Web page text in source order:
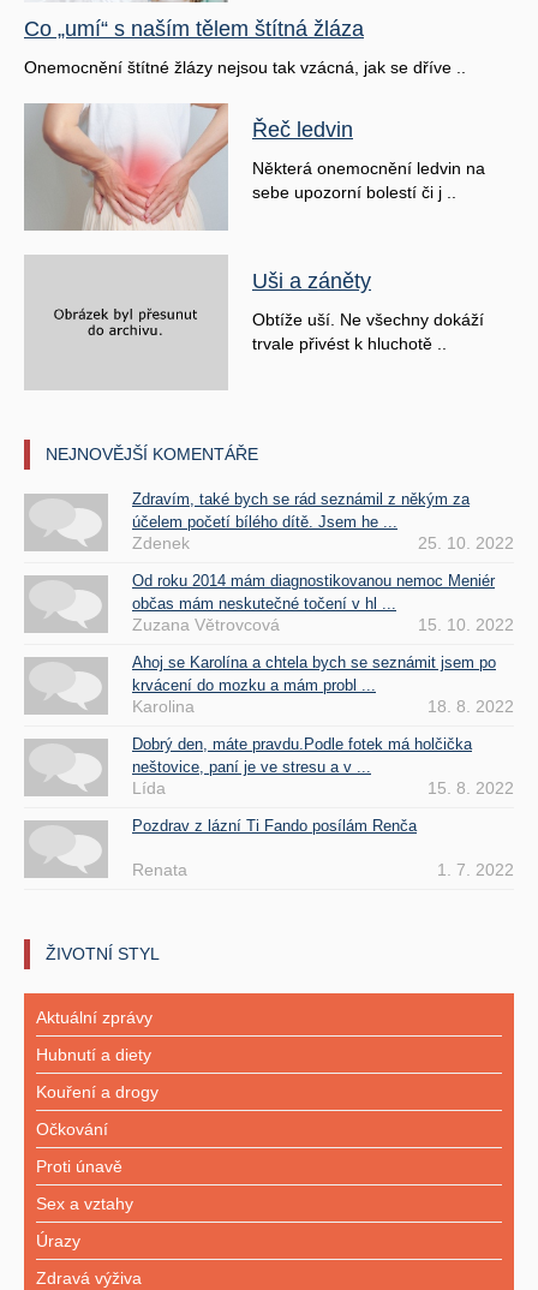
Co „umí“ s naším tělem štítná žláza
Onemocnění štítné žlázy nejsou tak vzácná, jak se dříve ..
Řeč ledvin
Některá onemocnění ledvin na
sebe upozorní bolestí či j ..
Uši a záněty
Obtíže uší. Ne všechny dokáží
trvale přivést k hluchotě ..
NEJNOVĚJŠÍ KOMENTÁŘE
Zdravím, také bych se rád seznámil z někým za
účelem početí bílého dítě. Jsem he ...
Zdenek 25. 10. 2022
Od roku 2014 mám diagnostikovanou nemoc Meniér
občas mám neskutečné točení v hl ...
Zuzana Větrovcová 15. 10. 2022
Ahoj se Karolína a chtela bych se seznámit jsem po
krvácení do mozku a mám probl ...
Karolina 18. 8. 2022
Dobrý den, máte pravdu.Podle fotek má holčička
neštovice, paní je ve stresu a v ...
Lída 15. 8. 2022
Pozdrav z lázní Ti Fando posílám Renča
Renata 1. 7. 2022
ŽIVOTNÍ STYL
Aktuální zprávy
Hubnutí a diety
Kouření a drogy
Očkování
Proti únavě
Sex a vztahy
Úrazy
Zdravá výživa